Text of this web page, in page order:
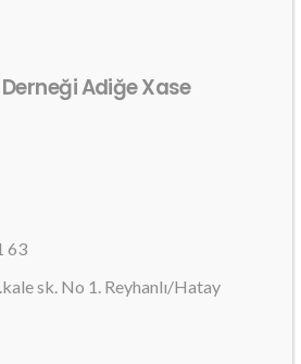
Adiğe Xase
63
sk. No 1. Reyhanlı/Hatay